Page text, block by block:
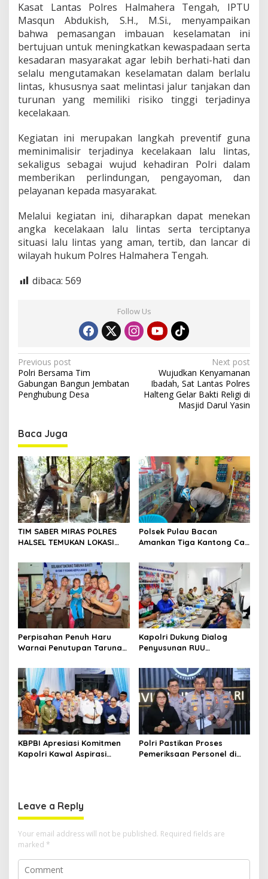
n
a
l
u
L
i
n
t
D
a
b
a
i
k
Kasat Lantas Polres Halmahera Tengah, IPTU
Masqun Abdukish, S.H., M.Si., menyampaikan
bahwa pemasangan imbauan keselamatan ini
bertujuan untuk meningkatkan kewaspadaan serta
kesadaran masyarakat agar lebih berhati-hati dan
selalu mengutamakan keselamatan dalam berlalu
lintas, khususnya saat melintasi jalur tanjakan dan
turunan yang memiliki risiko tinggi terjadinya
kecelakaan.
Kegiatan ini merupakan langkah preventif guna
meminimalisir terjadinya kecelakaan lalu lintas,
sekaligus sebagai wujud kehadiran Polri dalam
memberikan perlindungan, pengayoman, dan
pelayanan kepada masyarakat.
Melalui kegiatan ini, diharapkan dapat menekan
angka kecelakaan lalu lintas serta terciptanya
situasi lalu lintas yang aman, tertib, dan lancar di
wilayah hukum Polres Halmahera Tengah.
dibaca: 569
Follow Us
P
o
s
n
a
v
i
g
a
t
i
o
n
Previous post
Polri Bersama Tim
Gabungan Bangun Jembatan
Penghubung Desa
Next post
Wujudkan Kenyamanan
Ibadah, Sat Lantas Polres
Halteng Gelar Bakti Religi di
Masjid Darul Yasin
Baca Juga
TIM SABER MIRAS POLRES
HALSEL TEMUKAN LOKASI
DESA MARABOSE
Polsek Pulau Bacan
Amankan Tiga Kantong Cap
Desa Tomori
Perpisahan Penuh Haru
Warnai Penutupan Taruna
Kepulauan
Kapolri Dukung Dialog
Penyusunan RUU
Jembatan Aspirasi Buruh
KBPBI Apresiasi Komitmen
Kapolri Kawal Aspirasi
Polri Pastikan Proses
Pemeriksaan Personel di
Leave a Reply
Your email address will not be published. Required fields are
marked *